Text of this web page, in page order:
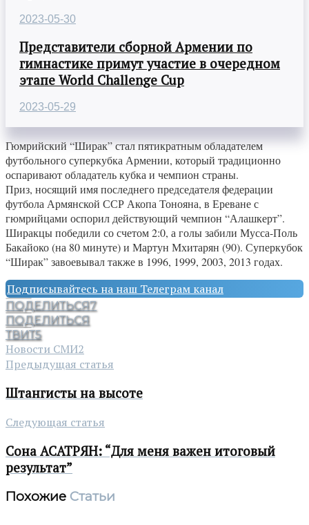
2023-05-30
Представители сборной Армении по
гимнастике примут участие в очередном
этапе World Challenge Cup
2023-05-29
Гюмрийский “Ширак” стал пятикратным обладателем
футбольного суперкубка Армении, который традиционно
оспаривают обладатель кубка и чемпион страны.
Приз, носящий имя последнего председателя федерации
футбола Армянской ССР Акопа Тонояна, в Ереване с
гюмрийцами оспорил действующий чемпион “Алашкерт”.
Ширакцы победили со счетом 2:0, а голы забили Мусса-Поль
Бакайоко (на 80 минуте) и Мартун Мхитарян (90). Суперкубок
“Ширак” завоевывал также в 1996, 1999, 2003, 2013 годах.
Подписывайтесь на наш Телеграм канал
ПОДЕЛИТЬСЯ7
ПОДЕЛИТЬСЯ
ТВИТ5
Новости СМИ2
Предыдущая статья
Штангисты на высоте
Следующая статья
Сона АСАТРЯН: “Для меня важен итоговый
результат”
Похожие Статьи